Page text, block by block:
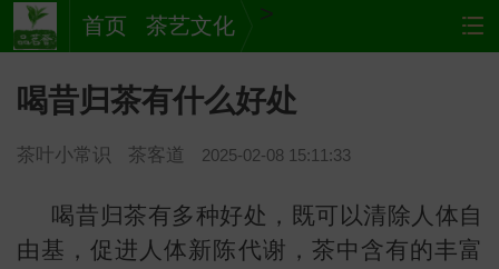
首页 >
茶艺文化
喝昔归茶有什么好处
茶叶小常识 茶客道 2025-02-08 15:11:33
喝昔归茶有多种好处，既可以清除人体自
由基，促进人体新陈代谢，茶中含有的丰富